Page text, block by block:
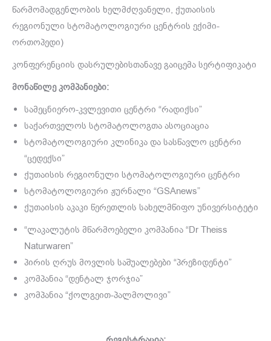
წარმომადგენლობის ხელმძღვანელი, ქუთაისის
რეგიონული სტომატოლოგიური ცენტრის ექიმი-
ორთოპედი)
კონფერენციის დასრულებისთანავე გაიცემა სერტიფიკატი
მონაწილე კომპანიები:
სამეცნიერო-კვლევითი ცენტრი “რადიქსი”
საქართველოს სტომატოლოგთა ასოციაცია
სტომატოლოგიური კლინიკა და სასწავლო ცენტრი
“ცედექსი”
ქუთაისის რეგიონული სტომატოლოგიური ცენტრი
სტომატოლოგიური ჟურნალი “GSAnews”
ქუთაისის აკაკი წერეთლის სახელმწიფო უნივერსიტეტი
“ლაკალუტის მწარმოებელი კომპანია “Dr Theiss
Naturwaren”
პირის ღრუს მოვლის საშუალებები “პრეზიდენტი”
კომპანია “დენტალ ჯორჯია”
კომპანია “ქოლგეით-პალმოლივი”